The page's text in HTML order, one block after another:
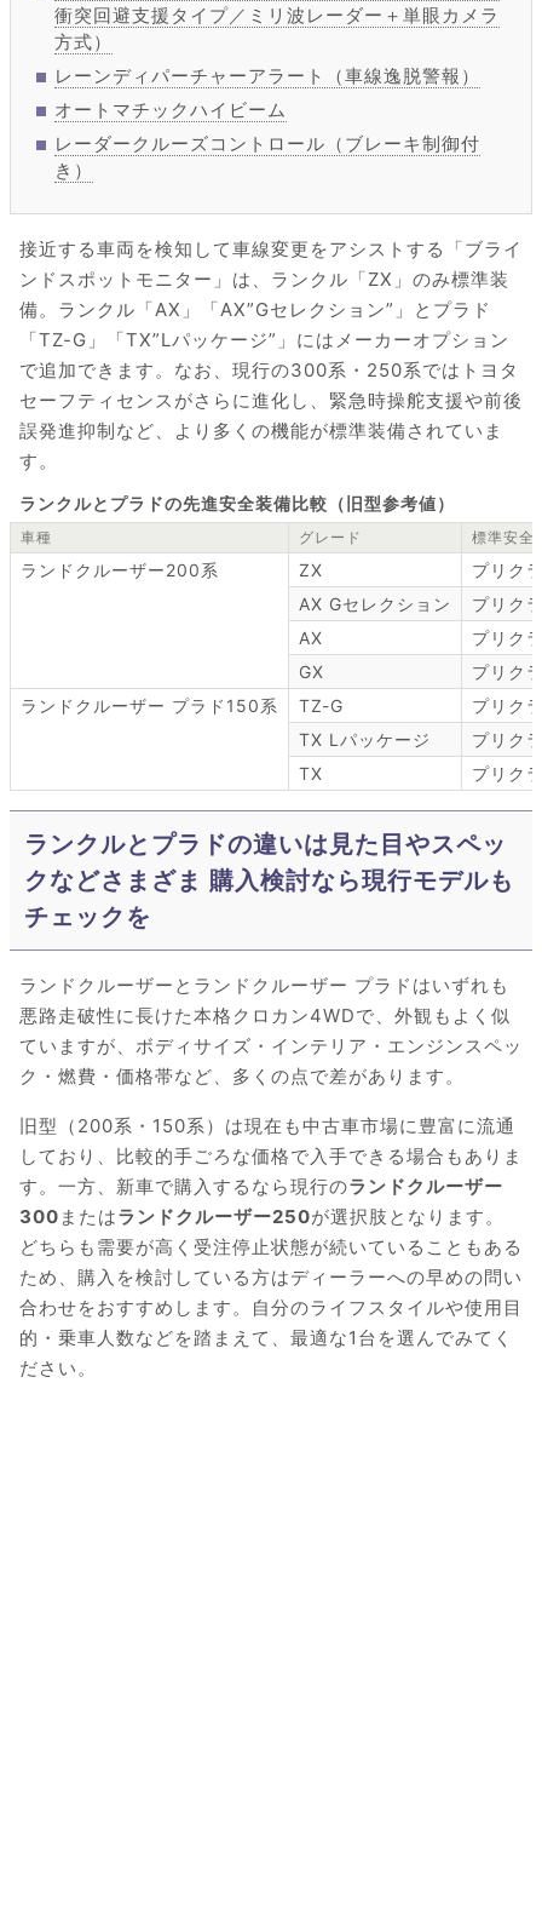
衝突回避支援タイプ／ミリ波レーダー＋単眼カメラ
方式）
レーンディパーチャーアラート（車線逸脱警報）
オートマチックハイビーム
レーダークルーズコントロール（ブレーキ制御付
き）
接近する車両を検知して車線変更をアシストする「ブライ
ンドスポットモニター」は、ランクル「ZX」のみ標準装
備。ランクル「AX」「AX”Gセレクション”」とプラド
「TZ-G」「TX”Lパッケージ”」にはメーカーオプション
で追加できます。なお、現行の300系・250系ではトヨタ
セーフティセンスがさらに進化し、緊急時操舵支援や前後
誤発進抑制など、より多くの機能が標準装備されていま
す。
ランクルとプラドの先進安全装備比較（旧型参考値）
車種 グレード 標準安全
ランドクルーザー200系 ZX
プリク
AX Gセレクション
プリク
AX
プリク
GX
プリク
ランドクルーザー プラド150系
TZ-G
プリク
TX Lパッケージ
プリク
TX
プリク
ランクルとプラドの違いは見た目やスペッ
クなどさまざま 購入検討なら現行モデルも
チェックを
ランドクルーザーとランドクルーザー プラドはいずれも
悪路走破性に長けた本格クロカン4WDで、外観もよく似
ていますが、ボディサイズ・インテリア・エンジンスペッ
ク・燃費・価格帯など、多くの点で差があります。
旧型（200系・150系）は現在も中古車市場に豊富に流通
しており、比較的手ごろな価格で入手できる場合もありま
す。一方、新車で購入するなら現行のランドクルーザー
300 またはランドクルーザー250が選択肢となります。
どちらも需要が高く受注停止状態が続いていることもある
ため、購入を検討している方はディーラーへの早めの問い
合わせをおすすめします。自分のライフスタイルや使用目
的・乗車人数などを踏まえて、最適な1台を選んでみてく
ださい。